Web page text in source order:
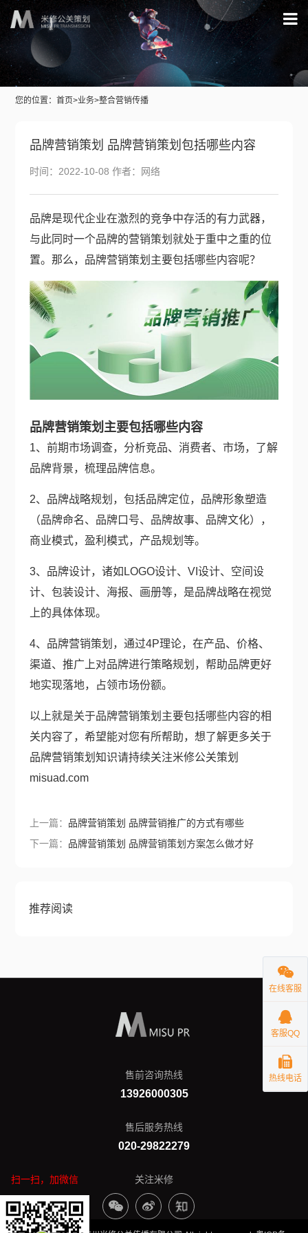
您的位置：首页>业务>整合营销传播
品牌营销策划 品牌营销策划包括哪些内容
时间：2022-10-08 作者：网络
品牌是现代企业在激烈的竞争中存活的有力武器，
与此同时一个品牌的营销策划就处于重中之重的位
置。那么，品牌营销策划主要包括哪些内容呢？
品牌营销策划主要包括哪些内容
1、前期市场调查，分析竞品、消费者、市场，了解
品牌背景，梳理品牌信息。
2、品牌战略规划，包括品牌定位，品牌形象塑造
（品牌命名、品牌口号、品牌故事、品牌文化），
商业模式，盈利模式，产品规划等。
3、品牌设计，诸如LOGO设计、VI设计、空间设
计、包装设计、海报、画册等，是品牌战略在视觉
上的具体体现。
4、品牌营销策划，通过4P理论，在产品、价格、
渠道、推广上对品牌进行策略规划，帮助品牌更好
地实现落地，占领市场份额。
以上就是关于品牌营销策划主要包括哪些内容的相
关内容了，希望能对您有所帮助，想了解更多关于
品牌营销策划知识请持续关注米修公关策划
misuad.com
上一篇： 品牌营销策划 品牌营销推广的方式有哪些
下一篇： 品牌营销策划 品牌营销策划方案怎么做才好
推荐阅读
售前咨询热线
13926000305
售后服务热线
020-29822279
关注米修
扫一扫，加微信
在线客服
客服QQ
热线电话